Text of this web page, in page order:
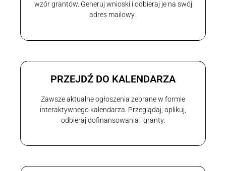
wzór grantów. Generuj wnioski i odbieraj je na swój
adres mailowy.
PRZEJDŹ DO KALENDARZA
Zawsze aktualne ogłoszenia zebrane w formie
interaktywnego kalendarza. Przeglądaj, aplikuj,
odbieraj dofinansowania i granty.